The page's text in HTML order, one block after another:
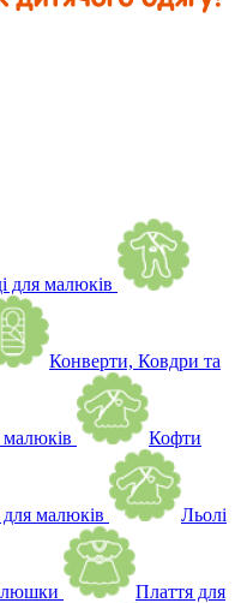
для малюків
Конверти, Ковдри та
Кофти
малюків Льолі
Плаття для